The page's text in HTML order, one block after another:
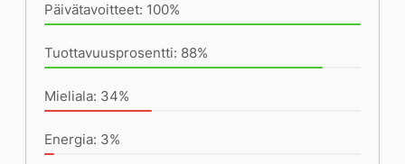
Päivätavoitteet: 100%
Tuottavuusprosentti: 88%
Mieliala: 34%
Energia: 3%